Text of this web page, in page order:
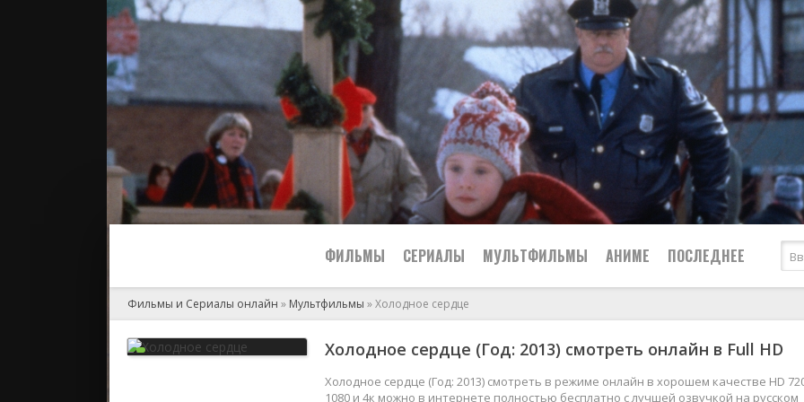
ФИЛЬМЫ
2024
Боевики
Военные
Мелодрамы
Приключения
СЕРИАЛЫ МУЛЬТФИЛЬМЫ АНИМЕ ПОСЛЕДНЕЕ
2024
Фильмы и Сериалы онлайн » Мультфильмы » Холодное сердце
Холодное сердце (Год: 2013) смотреть онлайн в Full HD
Холодное сердце (Год: 2013) смотреть в режиме онлайн в хорошем качестве HD
1080 и 4к можно в интернете полностью бесплатно с лучшей озвучкой на русском